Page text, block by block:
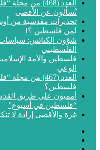
العدد (468) من
تُسألون عن الأقصى
تحذيرات مقدسية من
لمن فلسطين ؟!
شؤون الكنائس: سياسات
الفلسطيني
فلسطين والأمة
الوعي
العدد (467) من
فلسطين؟
“فلسطين في أسبوع”
غزة والأقصى إرادة لا